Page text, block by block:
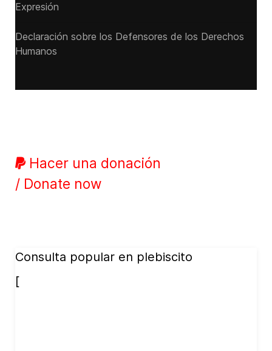
Expresión
Declaración sobre los Defensores de los Derechos
Humanos
Hacer una donación
/ Donate now
Consulta popular en plebiscito
[